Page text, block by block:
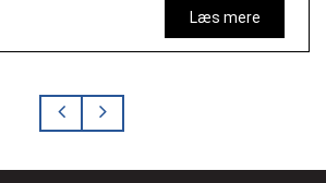
Læs mere